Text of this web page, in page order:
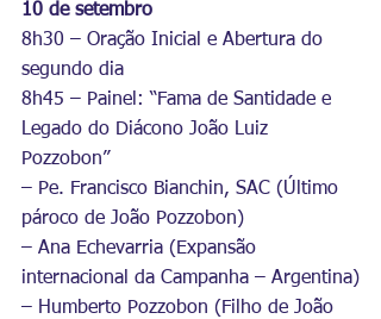
10 de setembro
8h30 – Oração Inicial e Abertura do
segundo dia
8h45 – Painel: “Fama de Santidade e
Legado do Diácono João Luiz
Pozzobon”
– Pe. Francisco Bianchin, SAC (Último
pároco de João Pozzobon)
– Ana Echevarria (Expansão
internacional da Campanha – Argentina)
– Humberto Pozzobon (Filho de João